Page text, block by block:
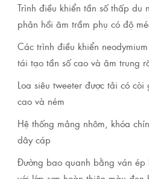
Trình điều khiển tần số thấp du
phản hồi âm trầm phụ có độ
Các trình điều khiển
tái tạo tần số cao và âm trung
Loa siêu tweeter được tải có
cao và ném
Hệ thống mảng nhôm, khóa
dây cáp
Đường bao quanh bằng ván